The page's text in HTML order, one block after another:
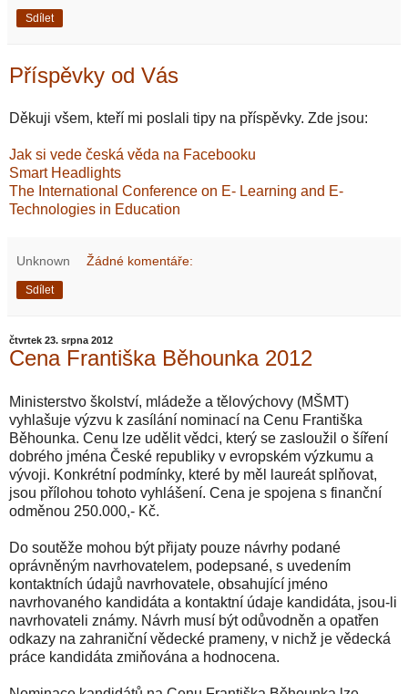
Sdílet
Příspěvky od Vás
Děkuji všem, kteří mi poslali tipy na příspěvky. Zde jsou:
Jak si vede česká věda na Facebooku
Smart Headlights
The International Conference on E- Learning and E-
Technologies in Education
Unknown Žádné komentáře:
Sdílet
čtvrtek 23. srpna 2012
Cena Františka Běhounka 2012
Ministerstvo školství, mládeže a tělovýchovy (MŠMT)
vyhlašuje výzvu k zasílání nominací na Cenu Františka
Běhounka. Cenu lze udělit vědci, který se zasloužil o šíření
dobrého jména České republiky v evropském výzkumu a
vývoji. Konkrétní podmínky, které by měl laureát splňovat,
jsou přílohou tohoto vyhlášení. Cena je spojena s finanční
odměnou 250.000,- Kč.
Do soutěže mohou být přijaty pouze návrhy podané
oprávněným navrhovatelem, podepsané, s uvedením
kontaktních údajů navrhovatele, obsahující jméno
navrhovaného kandidáta a kontaktní údaje kandidáta, jsou-li
navrhovateli známy. Návrh musí být odůvodněn a opatřen
odkazy na zahraniční vědecké prameny, v nichž je vědecká
práce kandidáta zmiňována a hodnocena.